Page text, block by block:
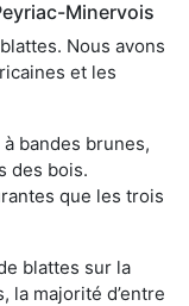
Minervois
Nous avons
et les
bandes brunes,
des bois.
que les trois
blattes sur la
la majorité d’entre